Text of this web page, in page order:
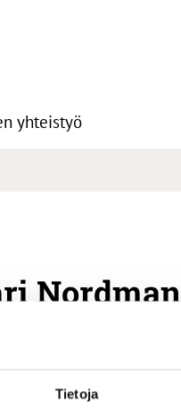
Tietoja
yhteistyö
Nordman